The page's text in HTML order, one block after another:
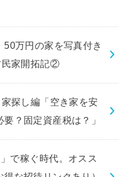
50万円の家を写真付き
民家開拓記②
探し編「空き家を安
？固定資産税は？」
で稼ぐ時代。オスス